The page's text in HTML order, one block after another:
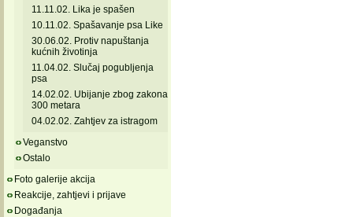
11.11.02. Lika je spašen
10.11.02. Spašavanje psa Like
30.06.02. Protiv napuštanja
kućnih životinja
11.04.02. Slučaj pogubljenja
psa
14.02.02. Ubijanje zbog zakona
300 metara
04.02.02. Zahtjev za istragom
Veganstvo
Ostalo
Foto galerije akcija
Reakcije, zahtjevi i prijave
Događanja